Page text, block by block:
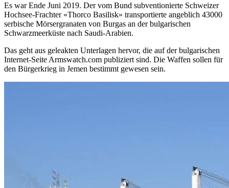
Es war Ende Juni 2019. Der vom Bund subventionierte Schweizer
Hochsee-Frachter «Thorco Basilisk» transportierte angeblich 43000
serbische Mörsergranaten von Burgas an der bulgarischen
Schwarzmeerküste nach Saudi-Arabien.
Das geht aus geleakten Unterlagen hervor, die auf der bulgarischen
Internet-Seite Armswatch.com publiziert sind. Die Waffen sollen für
den Bürgerkrieg in Jemen bestimmt gewesen sein.